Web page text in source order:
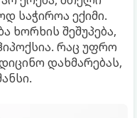
საჭიროა ექიმი.
ხორხის შეშუპება,
რაც უფრო
დახმარებას,